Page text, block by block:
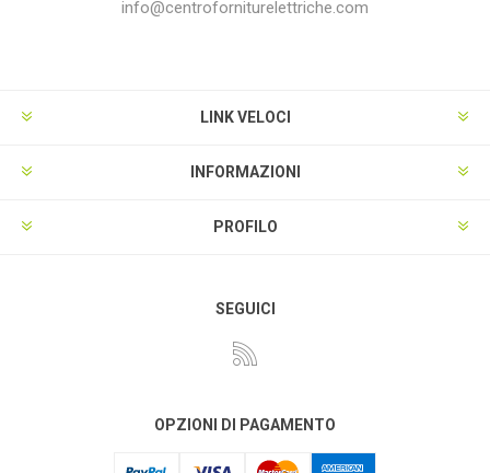
info@centroforniturelettriche.com
LINK VELOCI
INFORMAZIONI
PROFILO
SEGUICI
OPZIONI DI PAGAMENTO